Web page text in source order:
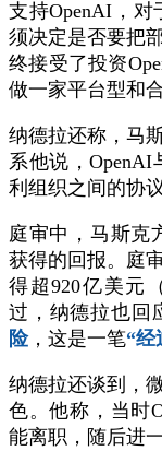
支持OpenAI，对
须决定是否要把
终接受了投资
做一家平台型和
纳德拉还称，马
系他说，
利组织之间的协议
庭审中，马斯克
获得的回报。庭
得超920亿美元
过，纳德拉也回
险，这是一笔“经
纳德拉还谈到，
色。他称，当时
能离职，随后进